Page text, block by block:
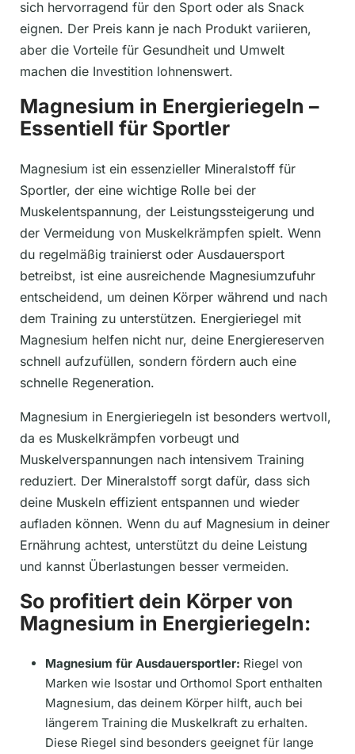
sich hervorragend für den Sport oder als Snack
eignen. Der Preis kann je nach Produkt variieren,
aber die Vorteile für Gesundheit und Umwelt
machen die Investition lohnenswert.
Magnesium in Energieriegeln –
Essentiell für Sportler
Magnesium ist ein essenzieller Mineralstoff für
Sportler, der eine wichtige Rolle bei der
Muskelentspannung, der Leistungssteigerung und
der Vermeidung von Muskelkrämpfen spielt. Wenn
du regelmäßig trainierst oder Ausdauersport
betreibst, ist eine ausreichende Magnesiumzufuhr
entscheidend, um deinen Körper während und nach
dem Training zu unterstützen. Energieriegel mit
Magnesium helfen nicht nur, deine Energiereserven
schnell aufzufüllen, sondern fördern auch eine
schnelle Regeneration.
Magnesium in Energieriegeln ist besonders wertvoll,
da es Muskelkrämpfen vorbeugt und
Muskelverspannungen nach intensivem Training
reduziert. Der Mineralstoff sorgt dafür, dass sich
deine Muskeln effizient entspannen und wieder
aufladen können. Wenn du auf Magnesium in deiner
Ernährung achtest, unterstützt du deine Leistung
und kannst Überlastungen besser vermeiden.
So profitiert dein Körper von
Magnesium in Energieriegeln:
Magnesium für Ausdauersportler: Riegel von
Marken wie Isostar und Orthomol Sport enthalten
Magnesium, das deinem Körper hilft, auch bei
längerem Training die Muskelkraft zu erhalten.
Diese Riegel sind besonders geeignet für lange